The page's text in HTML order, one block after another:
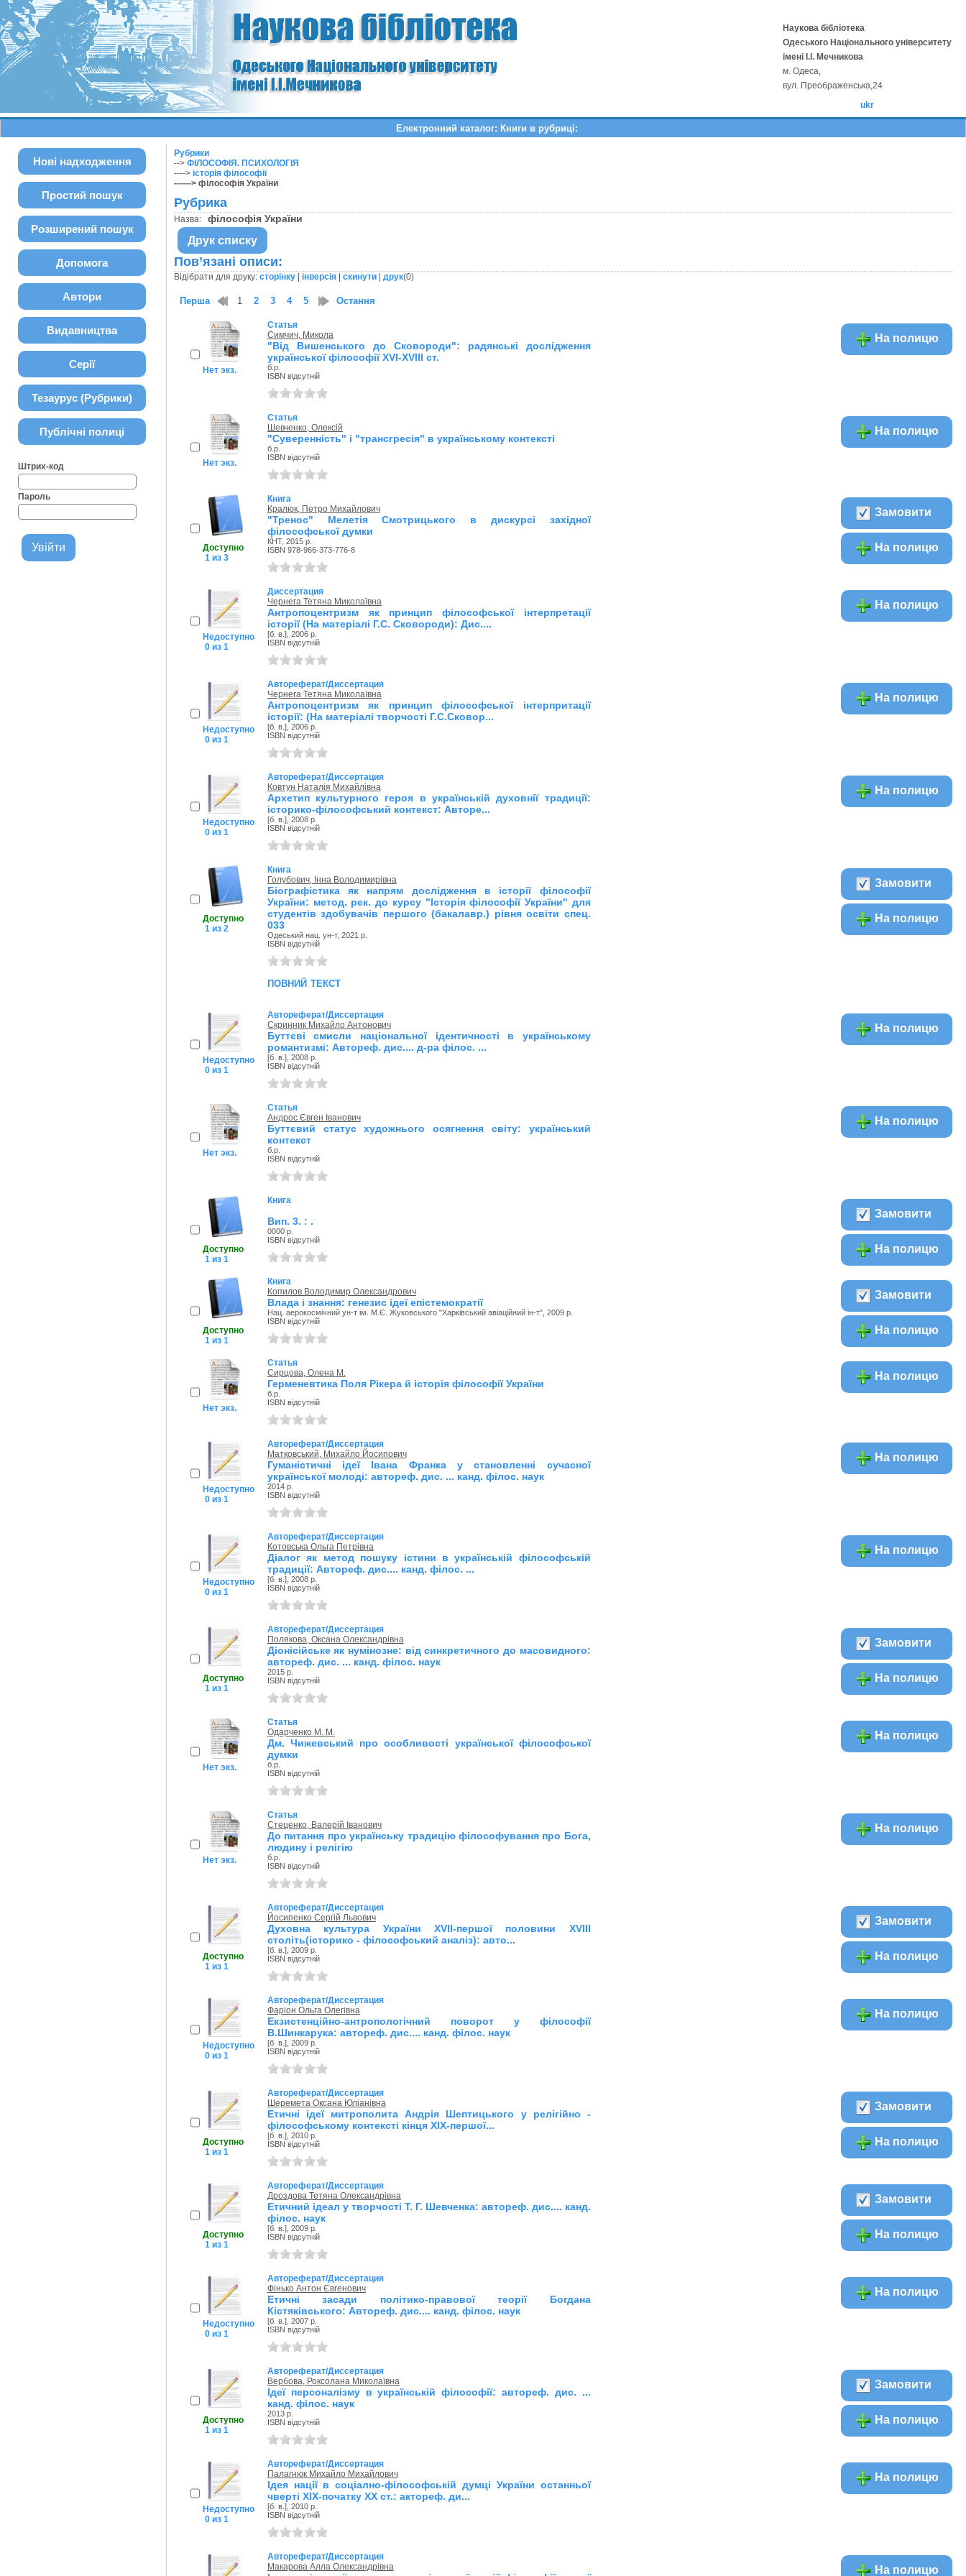
Наукова бібліотека
Одеського Національного університету
імені І.І. Мечникова
м. Одеса,
вул. Преображенська,24
ukr
Електронний каталог: Книги в рубриці:
Нові надходження
Простий пошук
Розширений пошук
Допомога
Автори
Видавництва
Серії
Тезаурус (Рубрики)
Публічні полиці
Штрих-код
Пароль
Рубрики
--> ФІЛОСОФІЯ. ПСИХОЛОГІЯ
----> історія філософії
------> філософія України
Рубрика
Назва: філософія України
Друк списку
Пов’язані описи:
Відібрати для друку: сторінку| інверсія| скинути| друк(0)
Перша 1 2 3 4 5 Остання
Нет экз.
Статья
Симчич, Микола
"Від Вишенського до Сковороди": радянські дослідження
української філософії XVI-XVIII ст.
б.р.
ISBN відсутній
На полицю
Нет экз.
Статья
Шевченко, Олексій
"Суверенність" і "трансгресія" в українському контексті
б.р.
ISBN відсутній
На полицю
Доступно
1 из 3
Книга
Кралюк, Петро Михайлович
"Тренос" Мелетія Смотрицького в дискурсі західної
філософської думки
КНТ, 2015 р.
ISBN 978-966-373-776-8
Замовити
На полицю
Недоступно
0 из 1
Диссертация
Чернега Тетяна Миколаївна
Антропоцентризм як принцип філософської інтерпретації
історії (На матеріалі Г.С. Сковороди): Дис....
[б. в.], 2006 р.
ISBN відсутній
На полицю
Недоступно
0 из 1
Автореферат/Диссертация
Чернега Тетяна Миколаївна
Антропоцентризм як принцип філософської інтерпритації
історії: (На матеріалі творчості Г.С.Сковор...
[б. в.], 2006 р.
ISBN відсутній
На полицю
Недоступно
0 из 1
Автореферат/Диссертация
Ковтун Наталія Михайлівна
Архетип культурного героя в українській духовнії традиції:
історико-філософський контекст: Авторе...
[б. в.], 2008 р.
ISBN відсутній
На полицю
Доступно
1 из 2
Книга
Голубович, Інна Володимирівна
Біографістика як напрям дослідження в історії філософії
України: метод. рек. до курсу "Історія філософії України" для
студентів здобувачів першого (бакалавр.) рівня освіти спец.
033
Одеський нац. ун-т, 2021 р.
ISBN відсутній
повний текст
Замовити
На полицю
Недоступно
0 из 1
Автореферат/Диссертация
Скринник Михайло Антонович
Буттєві смисли національної ідентичності в українському
романтизмі: Автореф. дис.... д-ра філос. ...
[б. в.], 2008 р.
ISBN відсутній
На полицю
Нет экз.
Статья
Андрос Євген Іванович
Буттєвий статус художнього осягнення світу: український
контекст
б.р.
ISBN відсутній
На полицю
Доступно
1 из 1
Книга
Вип. 3. : .
0000 р.
ISBN відсутній
Замовити
На полицю
Доступно
1 из 1
Книга
Копилов Володимир Олександрович
Влада і знання: генезис ідеї епістемократії
Нац. аерокосмічний ун-т ім. М.Є. Жуковського "Харківський авіаційний ін-т", 2009 р.
ISBN відсутній
Замовити
На полицю
Нет экз.
Статья
Сирцова, Олена М.
Герменевтика Поля Рікера й історія філософії України
б.р.
ISBN відсутній
На полицю
Недоступно
0 из 1
Автореферат/Диссертация
Матковський, Михайло Йосипович
Гуманістичні ідеї Івана Франка у становленні сучасної
української молоді: автореф. дис. ... канд. філос. наук
2014 р.
ISBN відсутній
На полицю
Недоступно
0 из 1
Автореферат/Диссертация
Котовська Ольга Петрівна
Діалог як метод пошуку істини в українській філософській
традиції: Автореф. дис.... канд. філос. ...
[б. в.], 2008 р.
ISBN відсутній
На полицю
Доступно
1 из 1
Автореферат/Диссертация
Полякова, Оксана Олександрівна
Діонісійське як нумінозне: від синкретичного до масовидного:
автореф. дис. ... канд. філос. наук
2015 р.
ISBN відсутній
Замовити
На полицю
Нет экз.
Статья
Одарченко М. М.
Дм. Чижевський про особливості української філософської
думки
б.р.
ISBN відсутній
На полицю
Нет экз.
Статья
Стеценко, Валерій Іванович
До питання про українську традицію філософування про Бога,
людину і релігію
б.р.
ISBN відсутній
На полицю
Доступно
1 из 1
Автореферат/Диссертация
Йосипенко Сергій Львович
Духовна культура України XVII-першої половини XVIII
століть(історико - філософський аналіз): авто...
[б. в.], 2009 р.
ISBN відсутній
Замовити
На полицю
Недоступно
0 из 1
Автореферат/Диссертация
Фаріон Ольга Олегівна
Екзистенційно-антропологічний поворот у філософії
В.Шинкарука: автореф. дис.... канд. філос. наук
[б. в.], 2009 р.
ISBN відсутній
На полицю
Доступно
1 из 1
Автореферат/Диссертация
Шеремета Оксана Юліанівна
Етичні ідеї митрополита Андрія Шептицького у релігійно -
філософському контексті кінця ХІХ-першої...
[б. в.], 2010 р.
ISBN відсутній
Замовити
На полицю
Доступно
1 из 1
Автореферат/Диссертация
Дроздова Тетяна Олександрівна
Етичний ідеал у творчості Т. Г. Шевченка: автореф. дис.... канд.
філос. наук
[б. в.], 2009 р.
ISBN відсутній
Замовити
На полицю
Недоступно
0 из 1
Автореферат/Диссертация
Фінько Антон Євгенович
Етичні засади політико-правової теорії Богдана
Кістяківського: Автореф. дис.... канд. філос. наук
[б. в.], 2007 р.
ISBN відсутній
На полицю
Доступно
1 из 1
Автореферат/Диссертация
Вербова, Роксолана Миколаївна
Ідеї персоналізму в українській філософії: автореф. дис. ...
канд. філос. наук
2013 р.
ISBN відсутній
Замовити
На полицю
Недоступно
0 из 1
Автореферат/Диссертация
Палагнюк Михайло Михайлович
Ідея нації в соціално-філософській думці України останньої
чверті XIX-початку ХХ ст.: актореф. ди...
[б. в.], 2010 р.
ISBN відсутній
На полицю
Автореферат/Диссертация
Макарова Алла Олександрівна
На полицю